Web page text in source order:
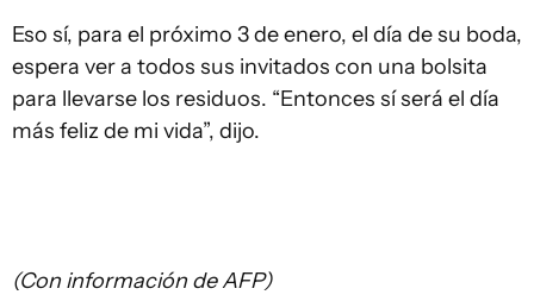
Eso sí, para el próximo 3 de enero, el día de su boda,
espera ver a todos sus invitados con una bolsita
para llevarse los residuos. “Entonces sí será el día
más feliz de mi vida”, dijo.
(Con información de AFP)